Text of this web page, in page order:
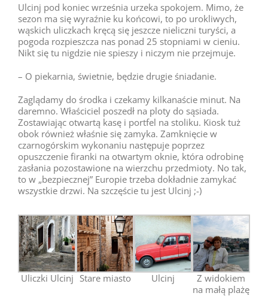
Ulcinj pod koniec września urzeka spokojem. Mimo, że
sezon ma się wyraźnie ku końcowi, to po urokliwych,
wąskich uliczkach kręcą się jeszcze nieliczni turyści, a
pogoda rozpieszcza nas ponad 25 stopniami w cieniu.
Nikt się tu nigdzie nie spieszy i niczym nie przejmuje.
– O piekarnia, świetnie, będzie drugie śniadanie.
Zaglądamy do środka i czekamy kilkanaście minut. Na
daremno. Właściciel poszedł na ploty do sąsiada.
Zostawiając otwartą kasę i portfel na stoliku. Kiosk tuż
obok również właśnie się zamyka. Zamknięcie w
czarnogórskim wykonaniu następuje poprzez
opuszczenie firanki na otwartym oknie, która odrobinę
zasłania pozostawione na wierzchu przedmioty. No tak,
to w „bezpiecznej” Europie trzeba dokładnie zamykać
wszystkie drzwi. Na szczęście tu jest Ulcinj ;-)
Uliczki Ulcinj Stare miasto Ulcinj
Z widokiem
na małą plażę